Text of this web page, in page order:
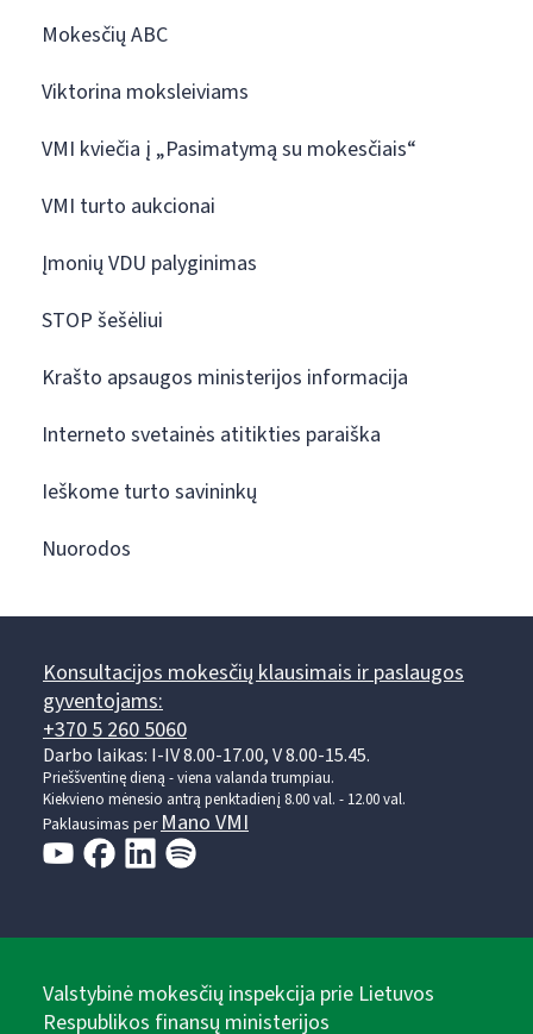
Mokesčių ABC
Viktorina moksleiviams
VMI kviečia į „Pasimatymą su mokesčiais“
VMI turto aukcionai
Įmonių VDU palyginimas
STOP šešėliui
Krašto apsaugos ministerijos informacija
Interneto svetainės atitikties paraiška
Ieškome turto savininkų
Nuorodos
Konsultacijos mokesčių klausimais ir paslaugos
gyventojams:
+370 5 260 5060
Darbo laikas: I-IV 8.00-17.00, V 8.00-15.45.
Prieššventinę dieną - viena valanda trumpiau.
Kiekvieno mėnesio antrą penktadienį 8.00 val. - 12.00 val.
Paklausimas perMano VMI
Valstybinė mokesčių inspekcija prie Lietuvos
Respublikos finansų ministerijos